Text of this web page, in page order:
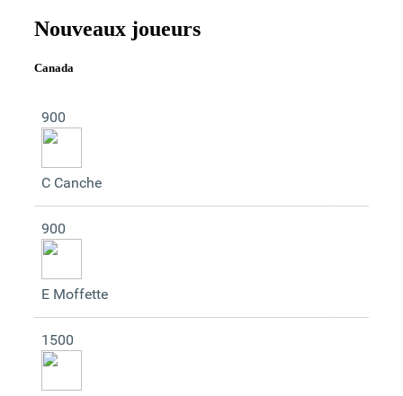
Nouveaux joueurs
Canada
900
C Canche
900
E Moffette
1500